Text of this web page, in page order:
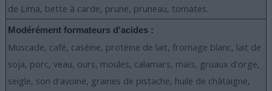
de Lima, bette à carde, prune, pruneau, tomates.
Modérément formateurs d'acides :
Muscade, café, caséine, protéine de lait, fromage blanc, lait de
soja, porc, veau, ours, moules, calamars, maïs, gruaux d'orge,
seigle, son d'avoine, graines de pistache, huile de châtaigne,